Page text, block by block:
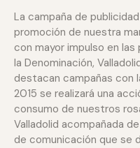
La campaña de
promoción de nuestra
con mayor impulso en
la Denominación,
destacan campañas con
2015 se realizará una
consumo de nuestros
Valladolid acompañada
de comunicación que se